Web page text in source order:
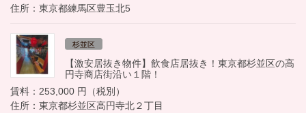
住所：東京都練馬区豊玉北5
杉並区
【激安居抜き物件】飲食店居抜き！東京都杉並区の高
円寺商店街沿い１階！
賃料：253,000 円（税別）
住所：東京都杉並区高円寺北２丁目